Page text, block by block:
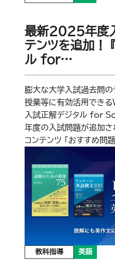
最新2025年度
テンツを追加！
ル for…
膨大な大学入試過去問の
授業等に有効活用できる
入試正解デジタル for
年度の入試問題が追加
コンテンツ 「おすすめ問
教科指導 英語